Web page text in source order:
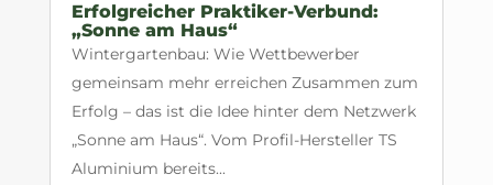
Erfolgreicher Praktiker-Verbund:
„Sonne am Haus“
Wintergartenbau: Wie Wettbewerber
gemeinsam mehr erreichen Zusammen zum
Erfolg – das ist die Idee hinter dem Netzwerk
„Sonne am Haus“. Vom Profil-Hersteller TS
Aluminium bereits...